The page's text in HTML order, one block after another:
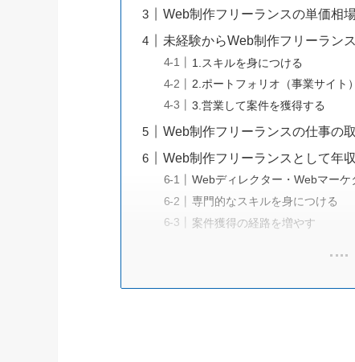
Web制作フリーランスの単価相
未経験からWeb制作フリーラン
1.スキルを身につける
2.ポートフォリオ（事業サイト
3.営業して案件を獲得する
Web制作フリーランスの仕事の
Web制作フリーランスとして年
Webディレクター・Webマー
専門的なスキルを身につける
案件獲得の経路を増やす